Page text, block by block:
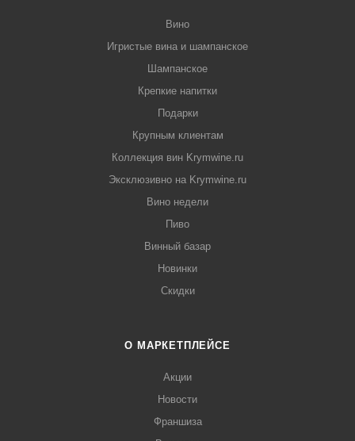
Вино
Игристые вина и шампанское
Шампанское
Крепкие напитки
Подарки
Крупным клиентам
Коллекция вин Krymwine.ru
Эксклюзивно на Krymwine.ru
Вино недели
Пиво
Винный базар
Новинки
Скидки
О МАРКЕТПЛЕЙСЕ
Акции
Новости
Франшиза